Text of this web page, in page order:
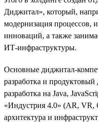
Диджитал», который,
модернизация процессов,
инноваций, а также
ИТ-инфраструктуры.
Основные диджитал-
разработка и продуктовый
разработка на Java,
«Индустрия 4.0» (AR,
архитектура и